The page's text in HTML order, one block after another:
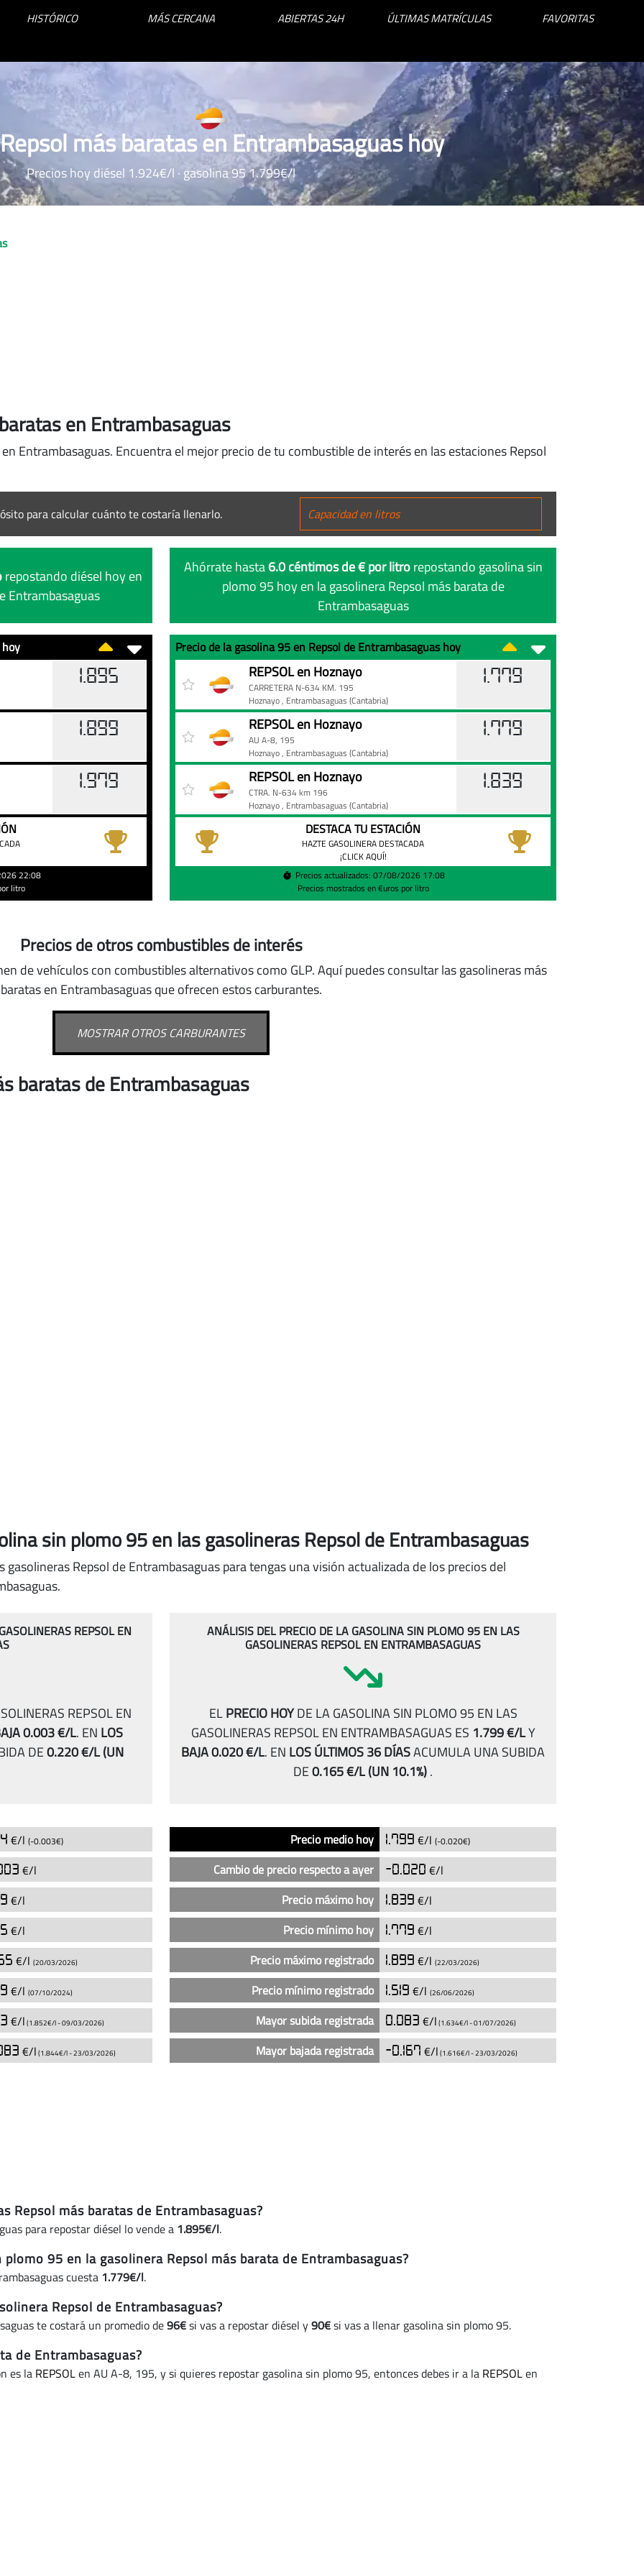
HISTÓRICO MÁS CERCANA ABIERTAS 24H ÚLTIMAS MATRÍCULAS FAVORITAS
más baratas en Entrambasaguas hoy
Precios hoy diésel 1.924€/l · gasolina 95 1.799€/l
en Entrambasaguas
Entrambasaguas. Encuentra el mejor precio de tu combustible de interés en las estaciones Repsol
para calcular cuánto te costaría llenarlo.
repostando diésel hoy en
Entrambasaguas
1.895
1.899
1.979
22:08
litro
Ahórrate hasta6.0 céntimos de € por litrorepostando gasolina sin
plomo 95 hoy en la gasolinera Repsol más barata de
Entrambasaguas
Precio de la gasolina 95 en Repsol de Entrambasaguas hoy
de
95
de
Entrambasaguas
hoy
PrecioREPSOL en Hoznayo
CARRETERA N-634 KM. 195
Hoznayo, Entrambasaguas (Cantabria)
1.779
REPSOL en Hoznayo
AU A-8, 195
Hoznayo, Entrambasaguas (Cantabria)
1.779
REPSOL en Hoznayo
CTRA. N-634 km 196
Hoznayo, Entrambasaguas (Cantabria)
1.839
DESTACA TU ESTACIÓN
HAZTE GASOLINERA DESTACADA
¡CLICK AQUÍ!
Precios actualizados: 07/08/2026 17:08
Precios mostrados en €uros por litro
Precios de otros combustibles de interés
de vehículos con combustibles alternativos como GLP. Aquí puedes consultar las gasolineras más
baratas en Entrambasaguas que ofrecen estos carburantes.
MOSTRAR OTROS CARBURANTES
baratas de Entrambasaguas
sin plomo 95en las gasolineras Repsol de Entrambasaguas
Repsol de Entrambasaguas para tengas una visión actualizada de los precios del
REPSOL EN
REPSOL EN
0.003 €/L. EN LOS
DE0.220 €/L(UN
€/l (-0.003€)
€/l
€/l
€/l
€/l (20/03/2026)
€/l (07/10/2024)
€/l (1.852€/l -09/03/2026)
€/l (1.844€/l -23/03/2026)
ANÁLISIS DEL PRECIO DE LA GASOLINA SIN PLOMO 95 EN LAS
GASOLINERAS REPSOL EN ENTRAMBASAGUAS
ELPRECIO HOYDE LA GASOLINA SIN PLOMO 95 EN LAS
GASOLINERAS REPSOL EN ENTRAMBASAGUAS ES 1.799 €/LY
BAJA 0.020 €/L. EN LOS ÚLTIMOS 36 DÍASACUMULA UNA SUBIDA
DE0.165 €/L(UN 10.1%).
Análisis
de
gasolina
plomo
las
Repsol
Precio medio hoy 1.799 €/l (-0.020€)
Cambio de precio respecto a ayer -0.020 €/l
Precio máximo hoy
1.839 €/l
Precio mínimo hoy
1.779 €/l
Precio máximo registrado
1.899 €/l (22/03/2026)
Precio mínimo registrado 1.519 €/l (26/06/2026)
Mayor subida registrada 0.083 €/l (1.634€/l -01/07/2026)
Mayor bajada registrada -0.167 €/l (1.616€/l -23/03/2026)
Repsol más baratas de Entrambasaguas?
para repostar diésel lo vende a 1.895€/l.
95 en la gasolinera Repsol más barata de Entrambasaguas?
cuesta 1.779€/l.
Repsol de Entrambasaguas?
te costará un promedio de96€si vas a repostar diésel y90€si vas a llenar gasolina sin plomo 95.
de Entrambasaguas?
es la REPSOLen AU A-8, 195, y si quieres repostar gasolina sin plomo 95, entonces debes ir a la REPSOLen